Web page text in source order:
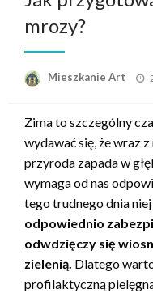
mrozy?
Mieszkanie Art
Zima to szczególny
wydawać się, że wraz
przyroda zapada w
wymaga od nas
tego trudnego dnia
odpowiednio
odwdzięczy się
zielenią. Dlatego
profilaktyczną